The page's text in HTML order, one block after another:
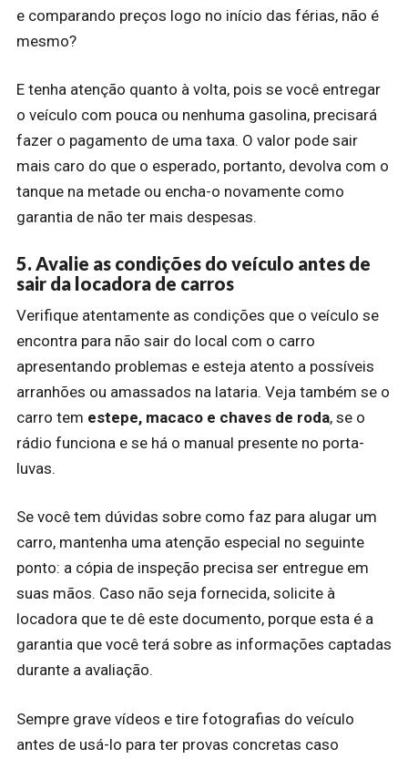
e comparando preços logo no início das férias, não é
mesmo?
E tenha atenção quanto à volta, pois se você entregar
o veículo com pouca ou nenhuma gasolina, precisará
fazer o pagamento de uma taxa. O valor pode sair
mais caro do que o esperado, portanto, devolva com o
tanque na metade ou encha-o novamente como
garantia de não ter mais despesas.
5. Avalie as condições do veículo antes de
sair da locadora de carros
Verifique atentamente as condições que o veículo se
encontra para não sair do local com o carro
apresentando problemas e esteja atento a possíveis
arranhões ou amassados na lataria. Veja também se o
carro tem estepe, macaco e chaves de roda, se o
rádio funciona e se há o manual presente no porta-
luvas.
Se você tem dúvidas sobre como faz para alugar um
carro, mantenha uma atenção especial no seguinte
ponto: a cópia de inspeção precisa ser entregue em
suas mãos. Caso não seja fornecida, solicite à
locadora que te dê este documento, porque esta é a
garantia que você terá sobre as informações captadas
durante a avaliação.
Sempre grave vídeos e tire fotografias do veículo
antes de usá-lo para ter provas concretas caso